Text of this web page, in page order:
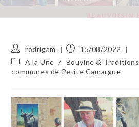
Auteur/autrice
de
publication :
rodrigam
Publication
publiée :
15/08/2022
Post
category:
A la Une / Bouvine & Traditions
communes de Petite Camargue